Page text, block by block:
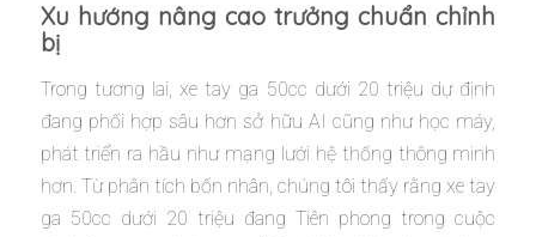
Xu hướng nâng cao trưởng chuẩn chỉnh
bị
Trong tương lai, xe tay ga 50cc dưới 20 triệu dự định
đang phối hợp sâu hơn sở hữu AI cũng như học máy,
phát triển ra hầu như mạng lưới hệ thống thông minh
hơn. Từ phân tích bốn nhân, chúng tôi thấy rằng xe tay
ga 50cc dưới 20 triệu đang Tiên phong trong cuộc